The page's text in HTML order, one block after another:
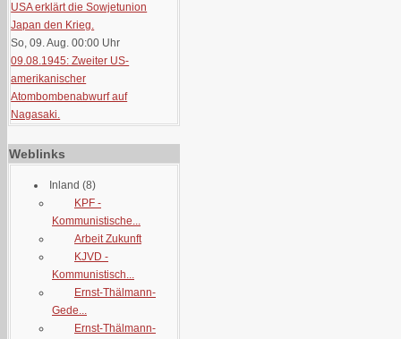
USA erklärt die Sowjetunion
Japan den Krieg.
So, 09. Aug. 00:00 Uhr
09.08.1945: Zweiter US-
amerikanischer
Atombombenabwurf auf
Nagasaki.
Weblinks
Inland (8)
KPF -
Kommunistische...
Arbeit Zukunft
KJVD -
Kommunistisch...
Ernst-Thälmann-
Gede...
Ernst-Thälmann-